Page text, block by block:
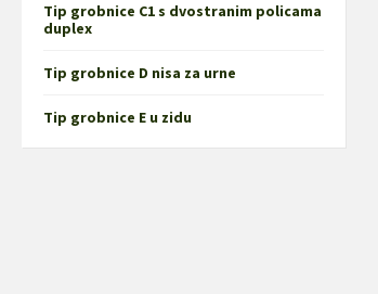
Tip grobnice C1 s dvostranim policama
duplex
Tip grobnice D nisa za urne
Tip grobnice E u zidu